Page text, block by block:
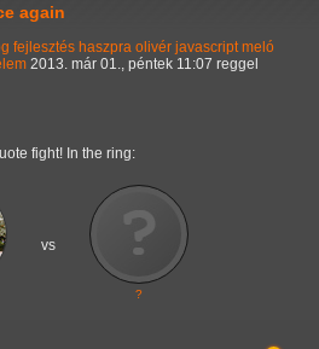
again
fejlesztés haszpra olivér javascript meló
2013. már 01., péntek 11:07 reggel
fight! In the ring:
vs
?